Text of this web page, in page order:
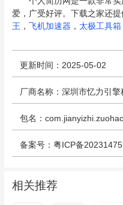
爱，广受好评。下载之家还
王 ， 飞机加速器 ， 太极工具箱
更新时间：2025-05-02
厂商名称：深圳市忆力引擎
包名：
备案号：粤ICP备
相关推荐